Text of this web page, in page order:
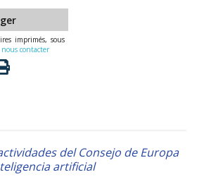
imprimés, sous
nous contacter
del Consejo de Europa
artificial